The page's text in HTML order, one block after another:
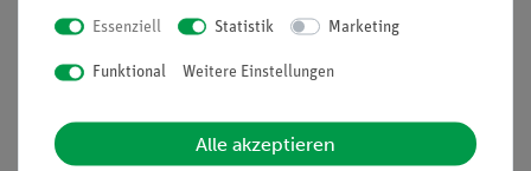
Essenziell Statistik Marketing
Funktional Weitere Einstellungen
Alle akzeptieren